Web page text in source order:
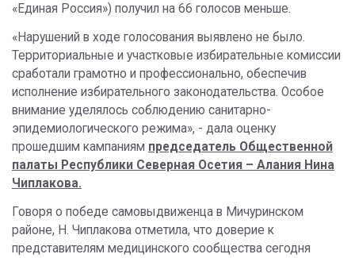
«Единая Россия») получил на 66 голосов меньше.
«Нарушений в ходе голосования выявлено не было.
Территориальные и участковые избирательные комиссии
сработали грамотно и профессионально, обеспечив
исполнение избирательного законодательства. Особое
внимание уделялось соблюдению санитарно-
эпидемиологического режима», - дала оценку
прошедшим кампаниям председатель Общественной
палаты Республики Северная Осетия – Алания Нина
Чиплакова.
Говоря о победе самовыдвиженца в Мичуринском
районе, Н. Чиплакова отметила, что доверие к
представителям медицинского сообщества сегодня